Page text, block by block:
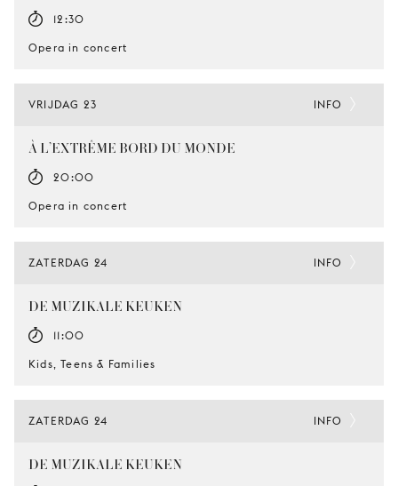
12:30
Opera in concert
VRIJDAG 23
À L’EXTRÊME BORD DU MONDE
20:00
Opera in concert
INFO
ZATERDAG 24
DE MUZIKALE KEUKEN
11:00
Kids, Teens & Families
INFO
ZATERDAG 24
DE MUZIKALE KEUKEN
INFO